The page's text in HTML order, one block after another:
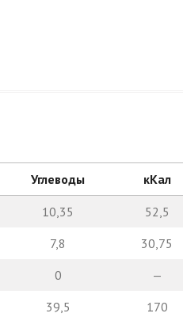
Углеводы кКал
10,35
52,5
7,8
30,75
0
—
39,5 170